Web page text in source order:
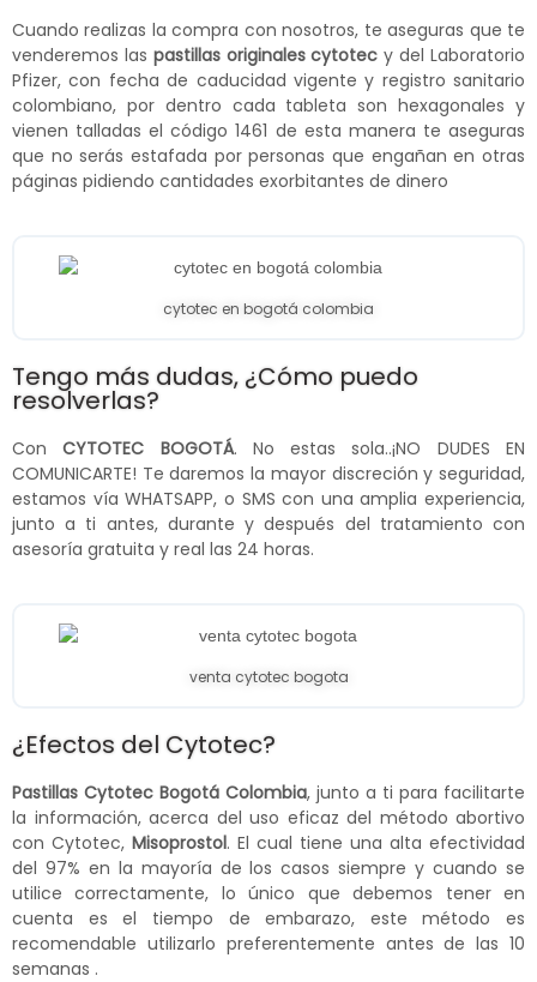
Cuando realizas la compra con nosotros, te aseguras que te
venderemos las pastillas originales cytotec y del Laboratorio
Pfizer, con fecha de caducidad vigente y registro sanitario
colombiano, por dentro cada tableta son hexagonales y
vienen talladas el código 1461 de esta manera te aseguras
que no serás estafada por personas que engañan en otras
páginas pidiendo cantidades exorbitantes de dinero
cytotec en bogotá colombia
Tengo más dudas, ¿Cómo puedo
resolverlas?
ConCYTOTEC BOGOTÁ. No estas sola..¡NO DUDES EN
COMUNICARTE! Te daremos la mayor discreción y seguridad,
estamos vía WHATSAPP, o SMS con una amplia experiencia,
junto a ti antes, durante y después del tratamiento con
asesoría gratuita y real las 24 horas.
venta cytotec bogota
¿Efectos del Cytotec?
Pastillas Cytotec Bogotá Colombia, junto a ti para facilitarte
la información, acerca del uso eficaz del método abortivo
con Cytotec, Misoprostol. El cual tiene una alta efectividad
del 97% en la mayoría de los casos siempre y cuando se
utilice correctamente, lo único que debemos tener en
cuenta es el tiempo de embarazo, este método es
recomendable utilizarlo preferentemente antes de las 10
semanas .